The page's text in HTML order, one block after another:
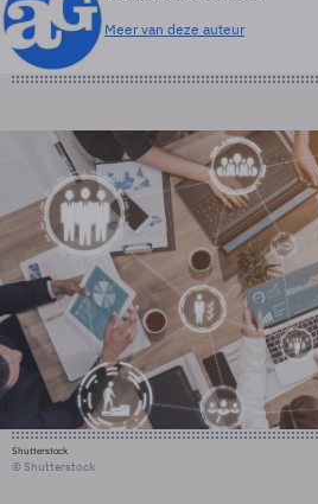
Meer van deze auteur
Shutterstock
© Shutterstock